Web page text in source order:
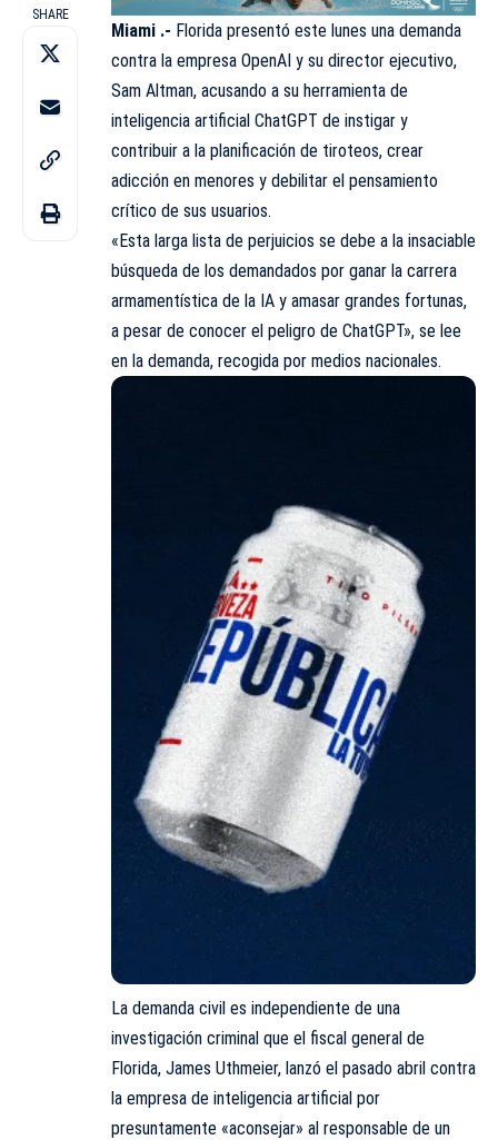
SHARE
Miami .- Florida presentó este lunes una demanda
contra la empresa OpenAI y su director ejecutivo,
Sam Altman, acusando a su herramienta de
inteligencia artificial ChatGPT de instigar y
contribuir a la planificación de tiroteos, crear
adicción en menores y debilitar el pensamiento
crítico de sus usuarios.
«Esta larga lista de perjuicios se debe a la insaciable
búsqueda de los demandados por ganar la carrera
armamentística de la IA y amasar grandes fortunas,
a pesar de conocer el peligro de ChatGPT», se lee
en la demanda, recogida por medios nacionales.
La demanda civil es independiente de una
investigación criminal que el fiscal general de
Florida, James Uthmeier, lanzó el pasado abril contra
la empresa de inteligencia artificial por
presuntamente «aconsejar» al responsable de un